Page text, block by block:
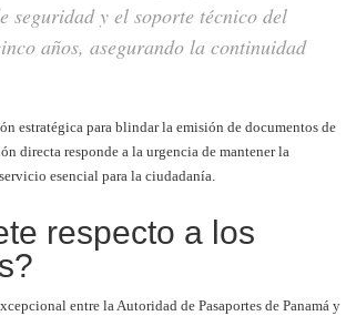
seguridad y el soporte técnico del
años, asegurando la continuidad
estratégica para blindar la emisión de documentos de
directa responde a la urgencia de mantener la
esencial para la ciudadanía.
respecto a los
entre la Autoridad de Pasaportes de Panamá y